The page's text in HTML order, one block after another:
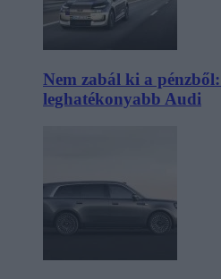
Nem zabál ki a
leghatékonyabb Audi